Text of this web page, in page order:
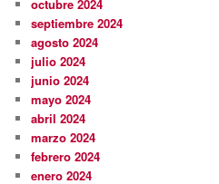
octubre 2024
septiembre 2024
agosto 2024
julio 2024
junio 2024
mayo 2024
abril 2024
marzo 2024
febrero 2024
enero 2024